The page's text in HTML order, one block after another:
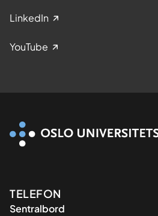
LinkedIn
YouTube
Kontaktinformasjon
TELEFON
Sentralbord